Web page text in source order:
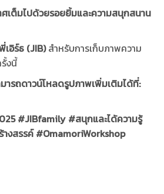
ศเต็มไปด้วยรอยยิ้มและความสนุกสนาน
เอิร์ธ (JIB)สำหรับการเก็บภาพความ
งนี้
ารถดาวน์โหลดรูปภาพเพิ่มเติมได้ที่:
#JIBfamily #สนุกและได้ความรู้
งสรรค์ #OmamoriWorkshop